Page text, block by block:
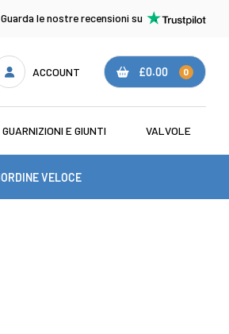
Guarda le nostre recensioni su
ACCOUNT £0.00 0
GUARNIZIONI E GIUNTI VALVOLE
ORDINE VELOCE